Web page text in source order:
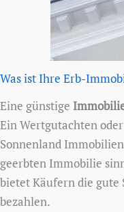
Was ist Ihre Erb-
Eine günstige
Ein Wertgutachten
Sonnenland
geerbten Immobilie
bietet Käufern die gute
bezahlen.